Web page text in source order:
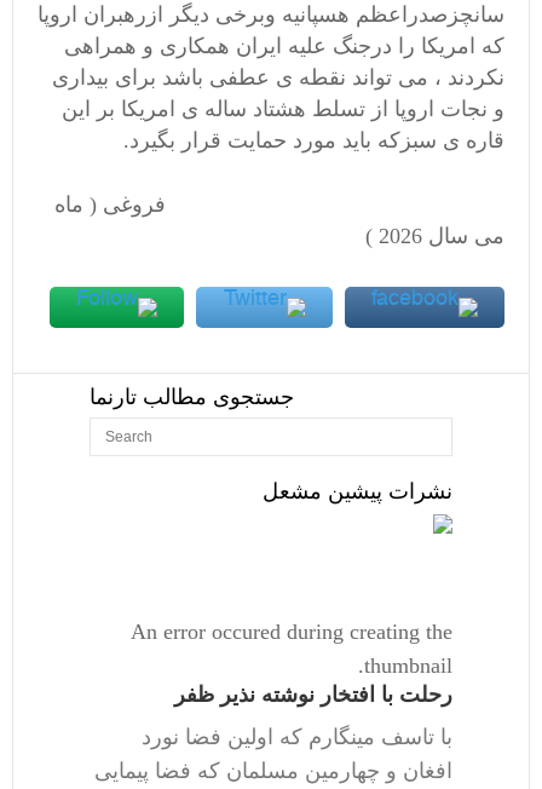
سانچزصدراعظم هسپانیه وبرخی دیگر ازرهبران اروپا
که امریکا را درجنگ علیه ایران همکاری و همراهی
نکردند ، می تواند نقطه ی عطفی باشد برای بیداری
و نجات اروپا از تسلط هشتاد ساله ی امریکا بر این
قاره ی سبزکه باید مورد حمایت قرار بگیرد.
فروغی ( ماه
می سال 2026 )
جستجوی مطالب تارنما
نشرات پیشین مشعل
An error occured during creating the
thumbnail.
رحلت با افتخار نوشته نذیر ظفر
با تاسف مینگارم که اولین فضا نورد
افغان و چهارمین مسلمان که فضا پیمایی